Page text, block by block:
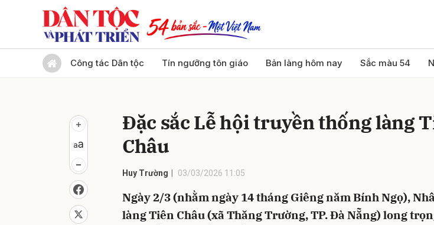
Công tác Dân tộc Tín ngưỡng tôn giáo Bản làng hôm nay Sắc màu 54
Đặc sắc Lễ hội truyền thống làng
Châu
Huy Trường 03/03/2026 11:05
Ngày 2/3 (nhằm ngày 14 tháng Giêng năm Bính Ngọ),
làng Tiên Châu (xã Thăng Trường, TP. Đà Nẵng) long
Gửi bình luận